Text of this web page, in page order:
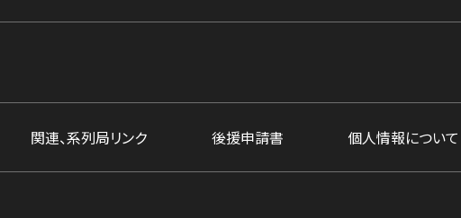
関連、系列局リンク 後援申請書 個人情報について